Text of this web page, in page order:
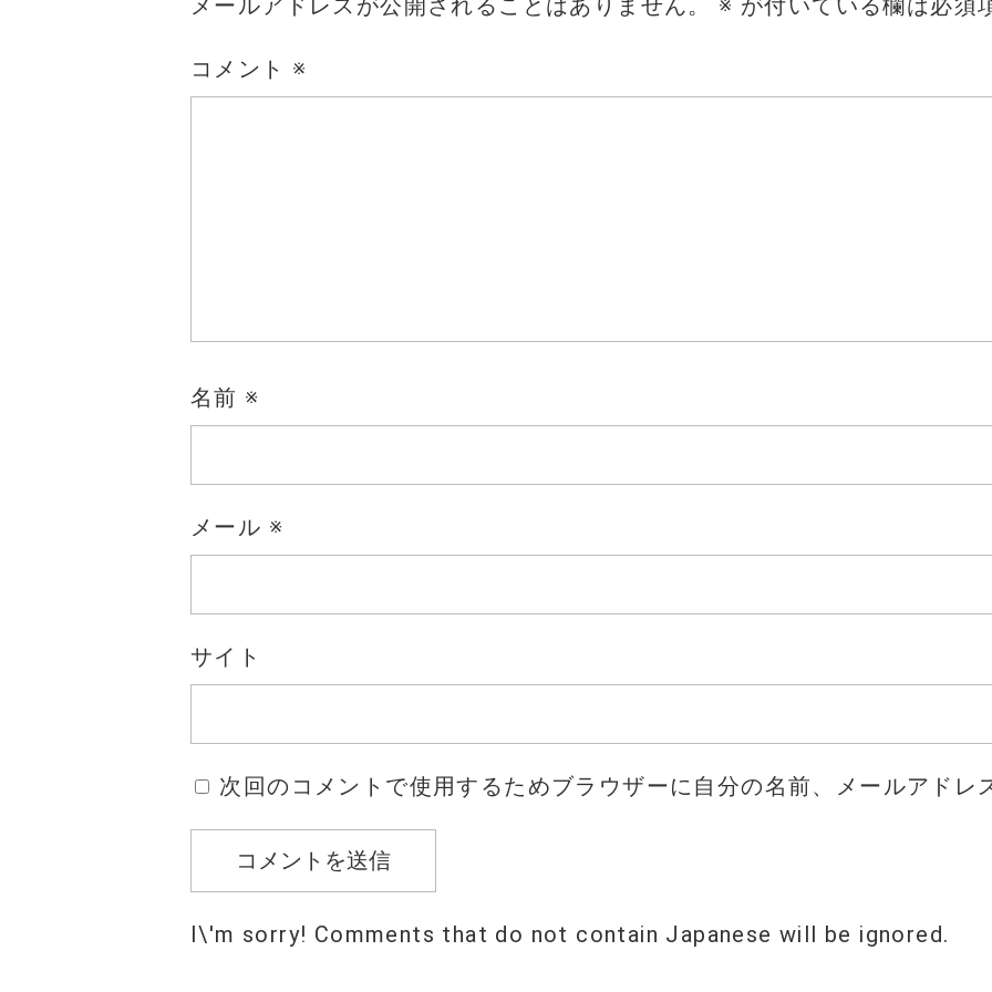
メールアドレスが公開されることはありません。 ※ が付いている欄は必須
コメント ※
名前 ※
メール ※
サイト
次回のコメントで使用するためブラウザーに自分の名前、メールアドレ
I\'m sorry! Comments that do not contain Japanese will be ignored.